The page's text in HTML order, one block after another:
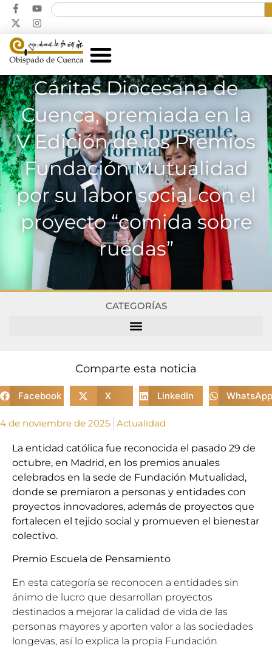
Cáritas Diocesana de
Cuenca, premiada en la
V Edición de los Premios
Fundación Mutualidad
por su labor social con el
proyecto “comida sobre
ruedas”
CATEGORÍAS
Comparte esta noticia
Facebook X LinkedIn WhatsApp
4 de noviembre de 2025 Actualidad
La entidad católica fue reconocida el pasado 29 de
octubre, en Madrid, en los premios anuales
celebrados en la sede de Fundación Mutualidad,
donde se premiaron a personas y entidades con
proyectos innovadores, además de proyectos que
fortalecen el tejido social y promueven el bienestar
colectivo.
Premio Escuela de Pensamiento
En esta categoría se reconocen a entidades sin
ánimo de lucro que desarrollan proyectos
destinados a mejorar la calidad de vida de las
personas mayores y aporten valor a las sociedades
longevas, así lo explica la propia Fundación